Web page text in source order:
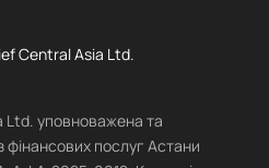
Central Asia Ltd.
Ltd. уповноважена та
послуг Астани